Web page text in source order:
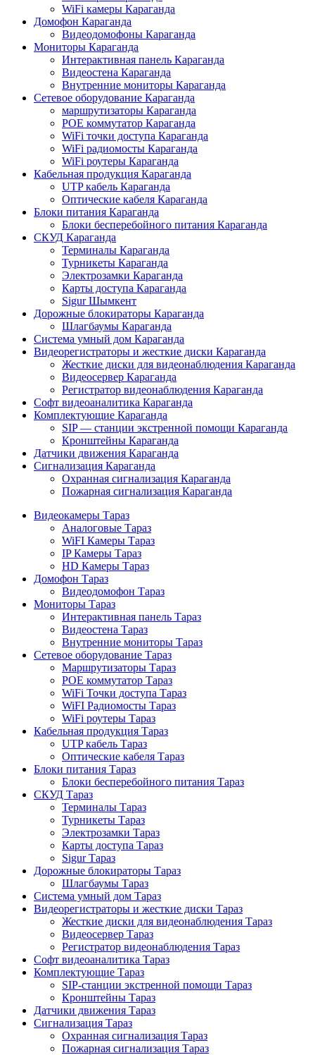
WiFi камеры Караганда
Домофон Караганда
Видеодомофоны Караганда
Мониторы Караганда
Интерактивная панель Караганда
Видеостена Караганда
Внутренние мониторы Караганда
Сетевое оборудование Караганда
маршрутизаторы Караганда
POE коммутатор Караганда
WiFi точки доступа Караганда
WiFi радиомосты Караганда
WiFi роутеры Караганда
Кабельная продукция Караганда
UTP кабель Караганда
Оптические кабеля Караганда
Блоки питания Караганда
Блоки бесперебойного питания Караганда
СКУД Караганда
Терминалы Караганда
Турникеты Караганда
Электрозамки Караганда
Карты доступа Караганда
Sigur Шымкент
Дорожные блокираторы Караганда
Шлагбаумы Караганда
Система умный дом Караганда
Видеорегистраторы и жесткие диски Караганда
Жесткие диски для видеонаблюдения Караганда
Видеосервер Караганда
Регистратор видеонаблюдения Караганда
Софт видеоаналитика Караганда
Комплектующие Караганда
SIP — станции экстренной помощи Караганда
Кронштейны Караганда
Датчики движения Караганда
Сигнализация Караганда
Охранная сигнализация Караганда
Пожарная сигнализация Караганда
Видеокамеры Тараз
Аналоговые Тараз
WiFI Камеры Тараз
IP Камеры Тараз
HD Камеры Тараз
Домофон Тараз
Видеодомофон Тараз
Мониторы Тараз
Интерактивная панель Тараз
Видеостена Тараз
Внутренние мониторы Тараз
Сетевое оборудование Тараз
Маршрутизаторы Тараз
POE коммутатор Тараз
WiFi Точки доступа Тараз
WiFI Радиомосты Тараз
WiFi роутеры Тараз
Кабельная продукция Тараз
UTP кабель Тараз
Оптические кабеля Тараз
Блоки питания Тараз
Блоки бесперебойного питания Тараз
СКУД Тараз
Терминалы Тараз
Турникеты Тараз
Электрозамки Тараз
Карты доступа Тараз
Sigur Тараз
Дорожные блокираторы Тараз
Шлагбаумы Тараз
Система умный дом Тараз
Видеорегистраторы и жесткие диски Тараз
Жесткие диски для видеонаблюдения Тараз
Видеосервер Тараз
Регистратор видеонаблюдения Тараз
Софт видеоаналитика Тараз
Комплектующие Тараз
SIP-станции экстренной помощи Тараз
Кронштейны Тараз
Датчики движения Тараз
Сигнализация Тараз
Охранная сигнализация Тараз
Пожарная сигнализация Тараз